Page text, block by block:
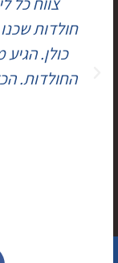
חולדות
כולן.
החולדות.